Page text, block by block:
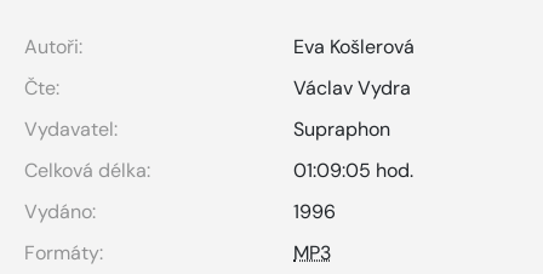
Autoři:
Eva Košlerová
Čte:
Václav Vydra
Vydavatel:
Supraphon
Celková délka:
01:09:05 hod.
Vydáno:
1996
Formáty:
MP3